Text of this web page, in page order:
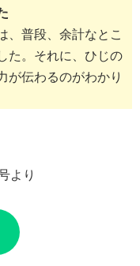
、普段、余計なとこ
た。それに、ひじの
が伝わるのがわかり
より